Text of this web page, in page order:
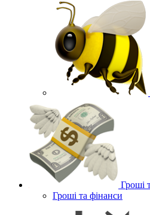
Гроші
Гроші та фінанси